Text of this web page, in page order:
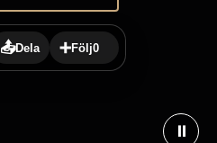
📤Dela ➕Följ0
⏸